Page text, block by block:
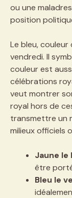
ou une
position
Le bleu,
vendredi. Il
couleur est
célébrations
veut montrer
royal hors de
transmettre un
milieux officiels
Jaune le
être
Bleu le